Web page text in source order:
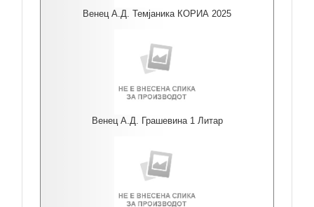
Венец А.Д. Темјаника КОРИА 2025
Венец А.Д. Грашевина 1 Литар